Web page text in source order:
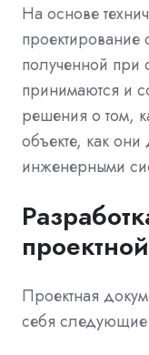
На основе
полученной при
принимаются и
решения о том,
объекте, как
инженерными
Проектная
себя следующие